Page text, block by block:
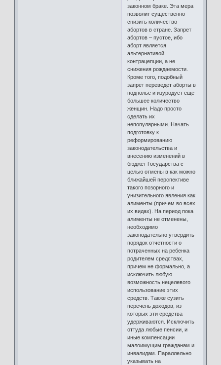
законном браке. Эта мера
позволит существенно
снизить количество
абортов в стране. Запрет
абортов – пустое, ибо
аборт является
альтернативой
контрацепции, а не
снижения рождаемости.
Кроме того, подобный
запрет переведет аборты в
подполье и изуродует еще
большее количество
женщин. Надо просто
сделать их
непопулярными. Начать
подготовку к
реформированию
законодательства и
внесению изменений в
бюджет Государства с
целью отмены в как можно
ближайшей перспективе
такого позорного и
унизительного явления как
алименты (причем во всех
их видах). На период пока
алименты не отменены,
необходимо
законодательно утвердить
порядок отчетности о
потраченных на ребенка
родителем средствах,
причем не формально, а
исключить любую
возможность нецелевого
использование этих
средств. Также сузить
перечень доходов, из
которых эти средства
удерживаются. Исключить
оттуда любые пенсии, и
иные компенсации
малоимущим гражданам и
инвалидам. Параллельно
указывать на